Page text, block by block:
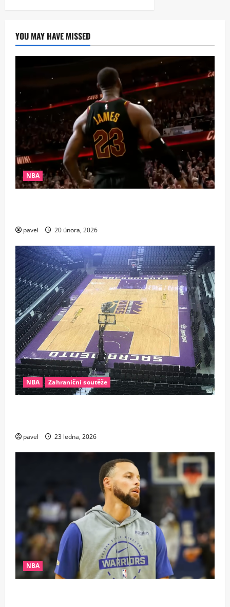
YOU MAY HAVE MISSED
NBA
pavel 20 února, 2026
NBA Zahraniční soutěže
pavel 23 ledna, 2026
NBA